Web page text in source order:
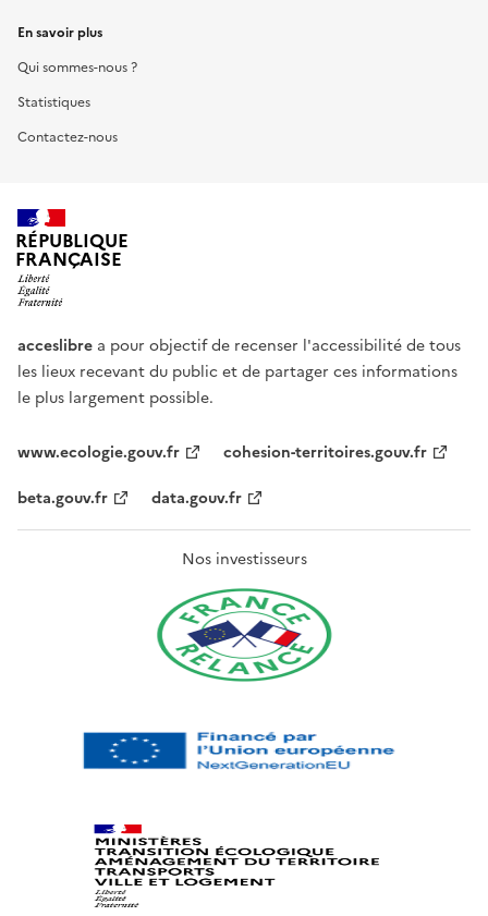
En savoir plus
Qui sommes-nous ?
Statistiques
Contactez-nous
RÉPUBLIQUE
FRANÇAISE
acceslibre a pour objectif de recenser l'accessibilité de tous
les lieux recevant du public et de partager ces informations
le plus largement possible.
www.ecologie.gouv.fr
cohesion-territoires.gouv.fr
beta.gouv.fr
data.gouv.fr
Nos investisseurs